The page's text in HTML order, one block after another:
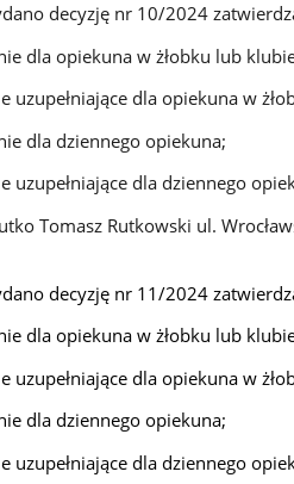
decyzję nr 10/2024
dla opiekuna w żłobku lub
uzupełniające dla opiekuna w
dla dziennego opiekuna;
uzupełniające dla dziennego
Tomasz Rutkowski ul.
decyzję nr 11/2024
dla opiekuna w żłobku lub
uzupełniające dla opiekuna w
dla dziennego opiekuna;
uzupełniające dla dziennego